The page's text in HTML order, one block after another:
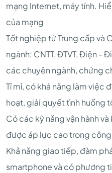
mạng Internet, máy tính.
của mạng
Tốt nghiệp từ Trung cấp và
ngành: CNTT, ĐTVT, Điện -
các chuyên ngành, chứng
Tỉ mỉ, có khả năng làm việc
hoạt, giải quyết tình huống
Có các kỹ năng vận hành
được áp lực cao trong
Khả năng giao tiếp, đàm
smartphone và có phương